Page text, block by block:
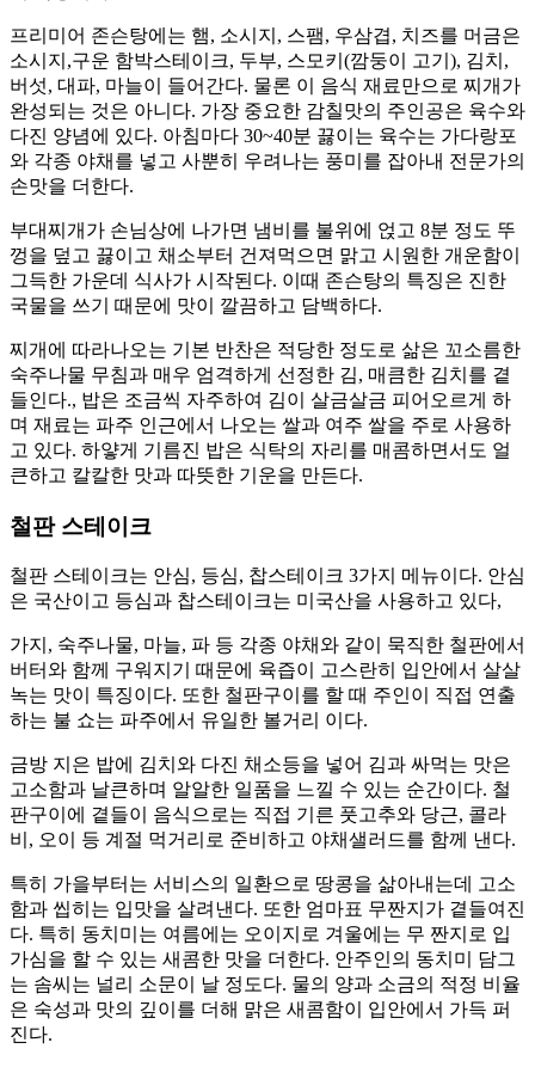
프리미어 존슨탕에는 햄, 소시지, 스팸, 우삼겹, 치즈를 머금은
소시지,구운 함박스테이크, 두부, 스모키(깜둥이 고기), 김치,
버섯, 대파, 마늘이 들어간다. 물론 이 음식 재료만으로 찌개가
완성되는 것은 아니다. 가장 중요한 감칠맛의 주인공은 육수와
다진 양념에 있다. 아침마다 30~40분 끓이는 육수는 가다랑포
와 각종 야채를 넣고 사뿐히 우려나는 풍미를 잡아내 전문가의
손맛을 더한다.
부대찌개가 손님상에 나가면 냄비를 불위에 얹고 8분 정도 뚜
껑을 덮고 끓이고 채소부터 건져먹으면 맑고 시원한 개운함이
그득한 가운데 식사가 시작된다. 이때 존슨탕의 특징은 진한
국물을 쓰기 때문에 맛이 깔끔하고 담백하다.
찌개에 따라나오는 기본 반찬은 적당한 정도로 삶은 꼬소름한
숙주나물 무침과 매우 엄격하게 선정한 김, 매큼한 김치를 곁
들인다., 밥은 조금씩 자주하여 김이 살금살금 피어오르게 하
며 재료는 파주 인근에서 나오는 쌀과 여주 쌀을 주로 사용하
고 있다. 하얗게 기름진 밥은 식탁의 자리를 매콤하면서도 얼
큰하고 칼칼한 맛과 따뜻한 기운을 만든다.
철판 스테이크
철판 스테이크는 안심, 등심, 찹스테이크 3가지 메뉴이다. 안심
은 국산이고 등심과 찹스테이크는 미국산을 사용하고 있다,
가지, 숙주나물, 마늘, 파 등 각종 야채와 같이 묵직한 철판에서
버터와 함께 구워지기 때문에 육즙이 고스란히 입안에서 살살
녹는 맛이 특징이다. 또한 철판구이를 할 때 주인이 직접 연출
하는 불 쇼는 파주에서 유일한 볼거리 이다.
금방 지은 밥에 김치와 다진 채소등을 넣어 김과 싸먹는 맛은
고소함과 날큰하며 알알한 일품을 느낄 수 있는 순간이다. 철
판구이에 곁들이 음식으로는 직접 기른 풋고추와 당근, 콜라
비, 오이 등 계절 먹거리로 준비하고 야채샐러드를 함께 낸다.
특히 가을부터는 서비스의 일환으로 땅콩을 삶아내는데 고소
함과 씹히는 입맛을 살려낸다. 또한 엄마표 무짠지가 곁들여진
다. 특히 동치미는 여름에는 오이지로 겨울에는 무 짠지로 입
가심을 할 수 있는 새콤한 맛을 더한다. 안주인의 동치미 담그
는 솜씨는 널리 소문이 날 정도다. 물의 양과 소금의 적정 비율
은 숙성과 맛의 깊이를 더해 맑은 새콤함이 입안에서 가득 퍼
진다.